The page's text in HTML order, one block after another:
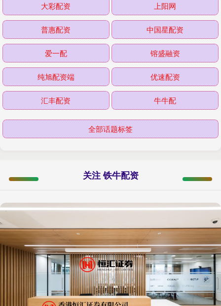
大彩配资 上阳网
普惠配资 中国星配资
爱一配 镕盛融资
纯旭配资端 优速配资
汇丰配资 牛牛配
全部话题标签
关注 铁牛配资